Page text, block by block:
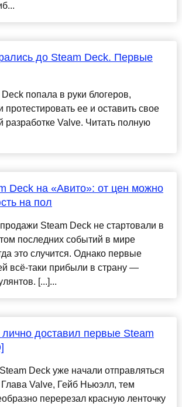
до Steam Deck. Первые
попала в руки блогеров,
протестировать ее и оставить свое
разработке Valve. Читать полную
Deck на «Авито»: от цен можно
на пол
Steam Deck не стартовали в
последних событий в мире
это случится. Однако первые
всё-таки прибыли в страну —
[...]...
доставил первые Steam
Deck уже начали отправляться
Глава Valve, Гейб Ньюэлл, тем
перерезал красную ленточку